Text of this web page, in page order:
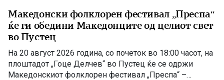
Македонски фолклорен фестивал „Преспа“
ќе ги обедини Македонците од целиот свет
во Пустец
На 20 август 2026 година, со почеток во 18:00 часот, на
плоштадот „Гоце Делчев“ во Пустец ќе се одржи
Македонскиот фолклорен фестивал „Преспа“ –